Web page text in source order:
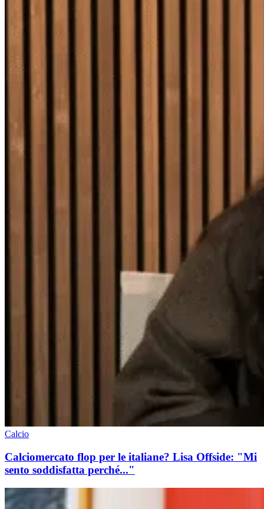
Calcio
Calciomercato flop per le italiane? Lisa Offside: "Mi
sento soddisfatta perché..."